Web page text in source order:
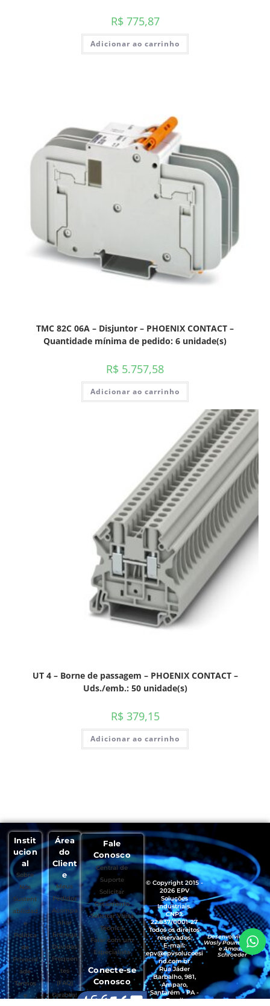
R$ 775,87
Adicionar ao carrinho
TMC 82C 06A – Disjuntor – PHOENIX CONTACT –
Quantidade mínima de pedido: 6 unidade(s)
R$ 5.757,58
Adicionar ao carrinho
UT 4 – Borne de passagem – PHOENIX CONTACT –
Uds./emb.: 50 unidade(s)
R$ 379,15
Adicionar ao carrinho
Instit
ucion
al
Sobre
Nós
Sustent
abilidad
e
Política
de
Privacid
ade
Termos
e
Área
do
Client
e
Meus
Pedidos
Acompa
nhar
Entrega
Dúvidas
Frequen
tes
(FAQ)
Garantias
Fale
Conosco
Central de
Suporte
Solicitar
Orçamento
Solicitar Visita
Técnica
Falar com um
Especialista
Conecte-se
Conosco
© Copyright 2015 -
2026 EPV
Soluções
Industriais.
CNPJ:
22.837/0001-27
Todos os direitos
reservados.
E-mail:
epv@epvsolucoesi
nd.com.br
Rua Jáder
Barbalho, 981,
Amparo,
Santarém - PA -
Brasil
Desenvolvido por
Wasly Paumgartten
e Amaury
Schroeder